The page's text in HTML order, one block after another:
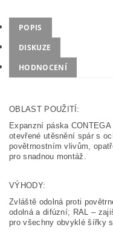
POPIS
DISKUZE
HODNOCENÍ
OBLAST POUŽITÍ:
Expanzní páska
otevřené utěsnění spár s
povětrnostním vlivům,
pro snadnou montáž.
VÝHODY:
Zvláště odolná proti
odolná a difúzní; RAL –
pro všechny obvyklé šířky